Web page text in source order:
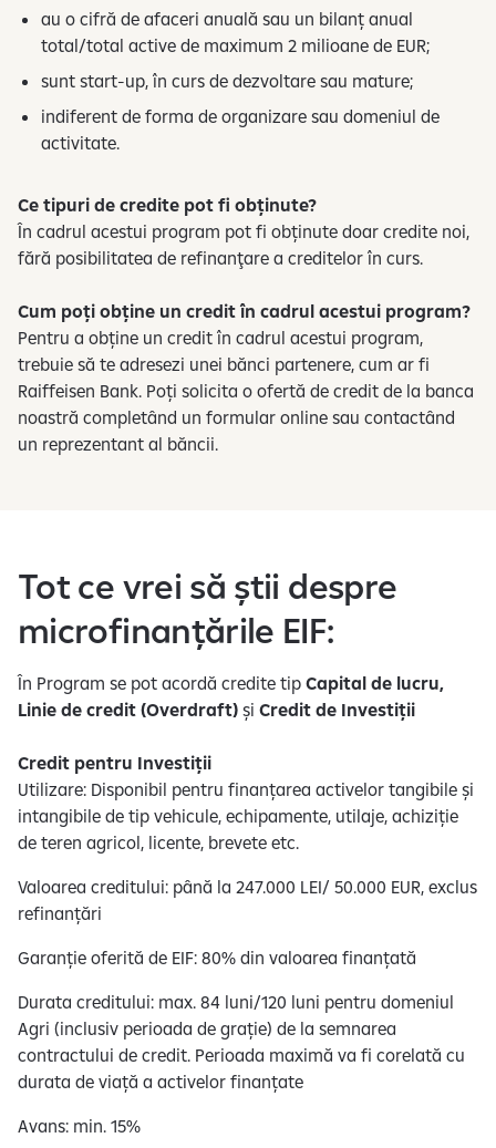
au o cifră de afaceri anuală sau un bilanț anual
total/total active de maximum 2 milioane de EUR;​
sunt start-up, în curs de dezvoltare sau mature;​
indiferent de forma de organizare sau domeniul de
activitate.​
Ce tipuri de credite pot fi obținute?​
În cadrul acestui program pot fi obținute doar credite noi,
fără posibilitatea de refinanţare a creditelor în curs. ​
Cum poți obține un credit în cadrul acestui program?​
Pentru a obține un credit în cadrul acestui program,
trebuie să te adresezi unei bănci partenere, cum ar fi
Raiffeisen Bank. Poți solicita o ofertă de credit de la banca
noastră completând un formular online sau contactând
un reprezentant al băncii.
Tot ce vrei să știi despre
microfinanțările EIF:
În Program se pot acordă credite tip Capital de lucru,
Linie de credit (Overdraft) și Credit de Investiții​
Credit pentru Investiții​
Utilizare: Disponibil pentru finanțarea activelor tangibile și
intangibile de tip vehicule, echipamente, utilaje, achiziție
de teren agricol, licente, brevete etc.
Valoarea creditului: până la 247.000 LEI/ 50.000 EUR, exclus
refinanțări
Garanție oferită de EIF: 80% din valoarea finanțată
​Durata creditului: max. 84 luni/120 luni pentru domeniul
Agri (inclusiv perioada de grație) de la semnarea
contractului de credit. Perioada maximă va fi corelată cu
durata de viață a activelor finanțate
​Avans: min. 15%